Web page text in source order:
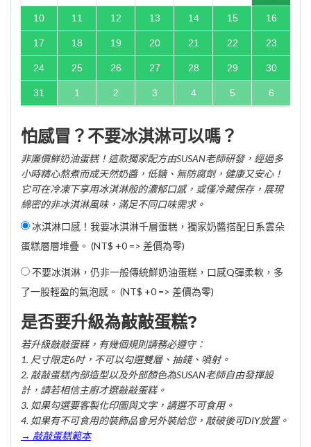
10 11 12 13 14 15 16
17 18 19 20 21 22 23
24 25 26 27 28 29 30
31 1 2 3 4 5 6
怕感冒？不要冰淇淋可以嗎？
非廉價鮮奶油蛋糕！這款獨家配方由SUSAN老師研發，經過多
小時精心熬煮而成天然奶醬，低糖、無防腐劑，健康又安心！
它可在冷凍下享用冰淇淋般的濃郁口感，或僅冷藏保存，展現
綿密的非冰淇淋風味，滿足不同口味需求。
冰淇淋口感！我要冰淇淋千層蛋糕，獨家奶醬搭配日系雲朵
蛋糕層層堆疊。 (NT$ +0 => 差價為零)
不要冰淇淋，仍非一般傳統鮮奶油蛋糕，口感Q彈柔軟，多
了一股輕盈的氣泡感。 (NT$ +0 => 差價為零)
是否要升級為敲敲蛋糕?
若升級敲敲蛋糕，有幾個規則請務必遵守：
1. 尺寸限定6吋，不可以勾選雙層、抽錢、噴射。
2. 敲敲蛋糕內部造型以及外部顏色為SUSAN老師自由發揮設
計，請若相信主廚才選敲敲蛋糕。
3. 如果勾選要客製化印圖與文字，請選不可食用。
4. 如果有不可食用的裝飾品會另外裝給您，敲破後可DIY放置。
→ 敲敲蛋糕範本